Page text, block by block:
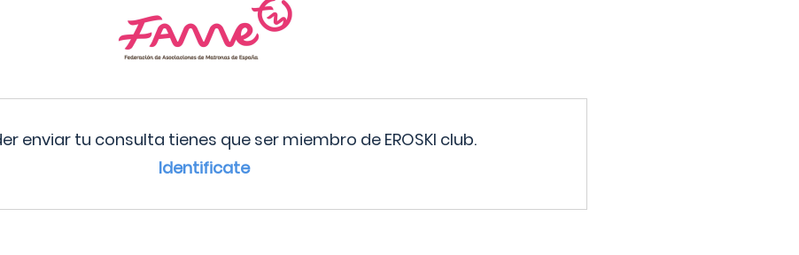
enviar tu consulta tienes que ser miembro de EROSKI club.
Identificate